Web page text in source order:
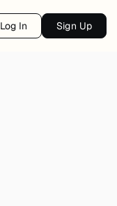
Log In Sign Up